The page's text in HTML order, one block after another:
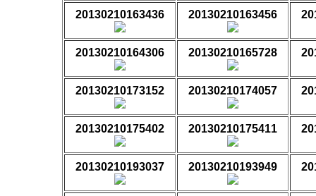
20130210163436 20130210163456
20130210164306 20130210165728
20130210173152 20130210174057
20130210175402 20130210175411
20130210193037 20130210193949